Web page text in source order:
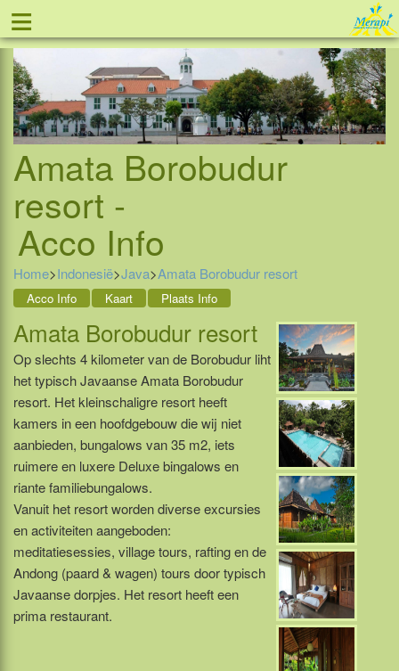
≡ Tel: 088 - 81 11 999
Amata Borobudur
resort -
Acco Info
Home>Indonesië>Java>Amata Borobudur resort
Acco Info Kaart Plaats Info
Amata Borobudur resort
Op slechts 4 kilometer van de Borobudur liht
het typisch Javaanse Amata Borobudur
resort. Het kleinschaligre resort heeft
kamers in een hoofdgebouw die wij niet
aanbieden, bungalows van 35 m2, iets
ruimere en luxere Deluxe bingalows en
riante familiebungalows.
Vanuit het resort worden diverse excursies
en activiteiten aangeboden:
meditatiesessies, village tours, rafting en de
Andong (paard & wagen) tours door typisch
Javaanse dorpjes. Het resort heeft een
prima restaurant.